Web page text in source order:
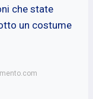
che state
un costume